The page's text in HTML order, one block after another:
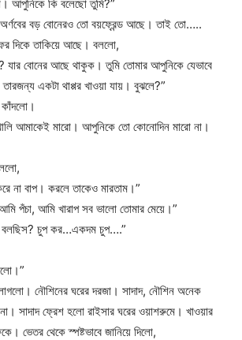
আপুনিকে কি বলেছো তুমি?”
বড় বোনেরও তো বয়ফ্রেন্ড আছে। তাই তো…..
দিকে তাকিয়ে আছে। বললো,
বোনের আছে থাকুক। তুমি তোমার আপুনিকে যেভাবে
একটা থাপ্পর খাওয়া যায়। বুঝলে?”
আমাকেই মারো। আপুনিকে তো কোনোদিন মারো না।
না বাপ। করলে তাকেও মারতাম।”
পঁচা, আমি খারাপ সব ভালো তোমার মেয়ে।”
বলছিস? চুপ কর…একদম চুপ….”
নৌশিনের ঘরের দরজা। সাদাদ, নৌশিন অনেক
সাদাদ ফ্রেশ হলো রাইসার ঘরের ওয়াশরুমে। খাওয়ার
ভেতর থেকে স্পষ্টভাবে জানিয়ে দিলো,